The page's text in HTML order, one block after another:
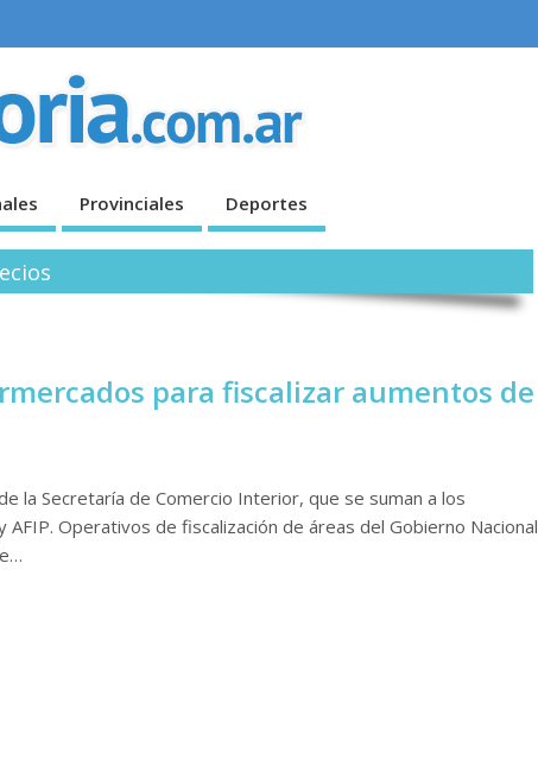
Provinciales Deportes
para fiscalizar aumentos de
la Secretaría de Comercio Interior, que se suman a los
Operativos de fiscalización de áreas del Gobierno Nacional